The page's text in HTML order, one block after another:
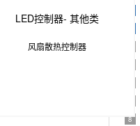
LED控制器- 其他类
风扇散热控制器
8